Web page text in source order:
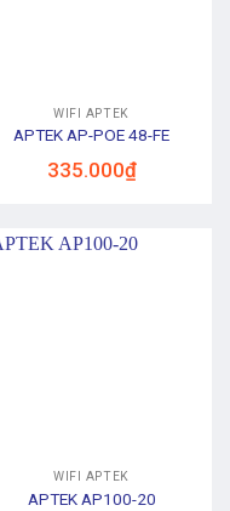
WIFI APTEK
APTEK AP-POE 48-FE
335.000₫
WIFI APTEK
APTEK AP100-20